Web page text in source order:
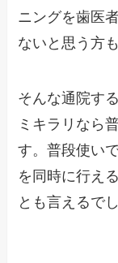
ニングを歯医
ないと思う方
そんな通院す
ミキラリなら
す。普段使い
を同時に行え
とも言えるで